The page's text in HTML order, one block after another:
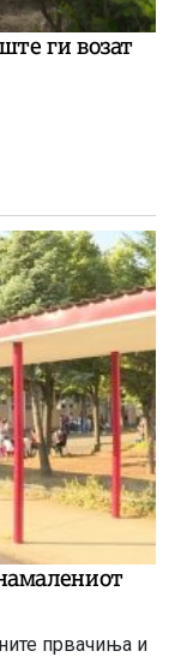
ги возат
првачиња и